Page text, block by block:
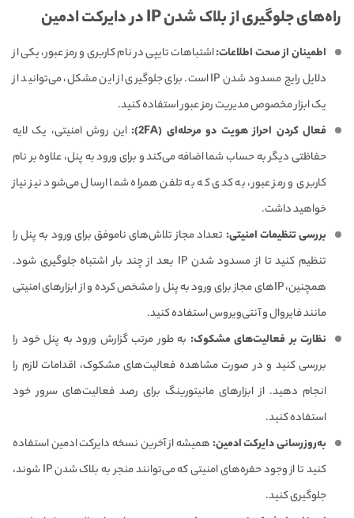
راه‌های جلوگیری از بلاک شدن IP در دایرکت ادمین
اطمینان از صحت اطلاعات:اشتباهات تایپی در نام کاربری و رمز عبور، یکی از
دلایل رایج مسدود شدن IP است. برای جلوگیری از این مشکل، می‌توانید از
یک ابزار مخصوص مدیریت رمز عبور استفاده کنید.
فعال کردن احراز هویت دو مرحله‌ای (2FA):
این روش امنیتی، یک لایه
حفاظتی دیگر به حساب شما اضافه می‌کند و برای ورود به پنل، علاوه بر نام
کاربری و رمز عبور، به کدی که به تلفن همراه شما ارسال می‌شود نیز نیاز
خواهید داشت.
بررسی تنظیمات امنیتی: تعداد مجاز تلاش‌های ناموفق برای ورود به پنل را
تنظیم کنید تا از مسدود شدن IP بعد از چند بار اشتباه جلوگیری شود.
همچنین، IPهای مجاز برای ورود به پنل را مشخص کرده و از ابزارهای امنیتی
مانند فایروال و آنتی‌ویروس استفاده کنید.
نظارت بر فعالیت‌های مشکوک: به طور مرتب گزارش ورود به پنل خود را
بررسی کنید و در صورت مشاهده فعالیت‌های مشکوک، اقدامات لازم را
انجام دهید. از ابزارهای مانیتورینگ برای رصد فعالیت‌های سرور خود
استفاده کنید.
به‌روزرسانی دایرکت ادمین: همیشه از آخرین نسخه دایرکت ادمین استفاده
کنید تا از وجود حفره‌های امنیتی که می‌توانند منجر به بلاک شدن IP شوند،
جلوگیری کنید.